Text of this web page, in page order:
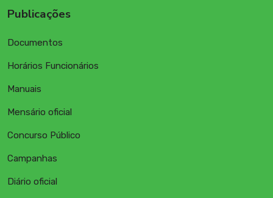
Publicações
Documentos
Horários Funcionários
Manuais
Mensário oficial
Concurso Público
Campanhas
Diário oficial